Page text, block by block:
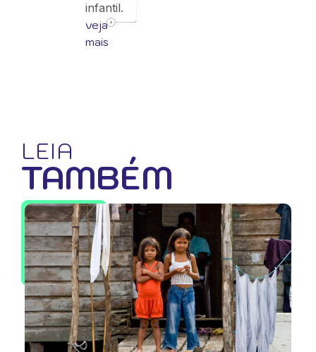
infantil.
veja
mais
LEIA
TAMBÉM